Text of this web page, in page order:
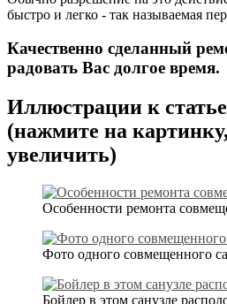
быстро и легко - так называемая
Качественно сделанный
радовать Вас долгое время.
Иллюстрации к
(нажмите на
увеличить)
Особенности ремонта
Фото одного совмещенного
Бойлер в этом санузле